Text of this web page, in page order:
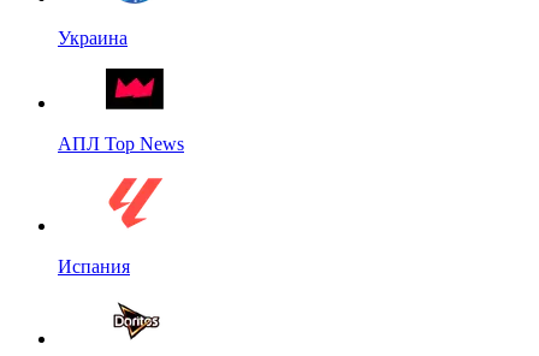
Украина
АПЛ Top News
Испания